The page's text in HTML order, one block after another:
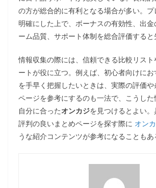
の方が総合的に有利となる場合が多い。
明確にした上で、ボーナスの有効性、出
ーム品質、サポート体制を総合評価すると
情報収集の際には、信頼できる比較リス
ートが役に立つ。例えば、初心者向けにお
を手早く把握したいときは、実際の評価
ページを参考にするのも一法で、こうした
自分に合ったオンカジを見つけるとよい。
評判の良いまとめページを探す際に オン
うな紹介コンテンツが参考になることもあ